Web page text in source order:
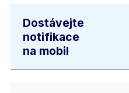
Dostávejte
notifikace
na mobil